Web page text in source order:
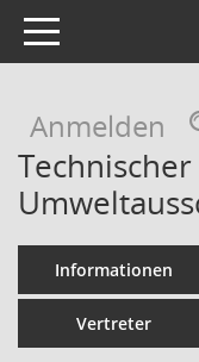
Toggle navigation
Anmelden
Informationen
Vertreter